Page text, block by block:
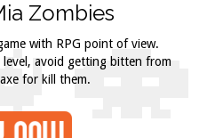
Zombies
with RPG point of view.
level, avoid getting bitten from
for kill them.